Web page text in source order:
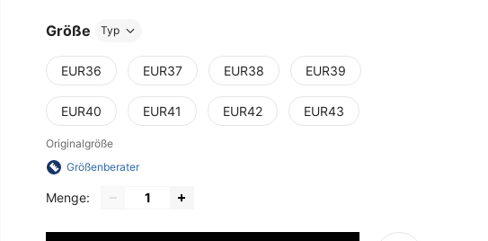
Größe Typ
EUR36 EUR37 EUR38 EUR39
EUR40 EUR41 EUR42 EUR43
Originalgröße
Größenberater
Menge: